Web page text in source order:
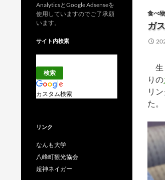
食べ
ガ
生
りの
リ
た。
AnalyticsとGoogle Adsenseを
使用していますのでご了承願
います。
サイト内検索
カスタム検索
リンク
なんも大学
八峰町観光協会
超神ネイガー